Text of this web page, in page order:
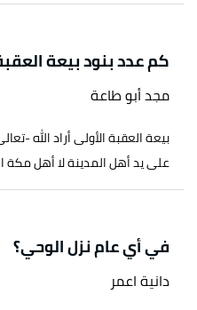
كم عدد بنود بيعة
مجد أبو طاعة
بيعة العقبة الأولى أراد الله -
على يد أهل المدينة لا أهل مكة
في أي عام نزل الوحي؟
دانية اعمر